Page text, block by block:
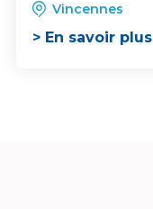
Vincennes
> En savoir plus